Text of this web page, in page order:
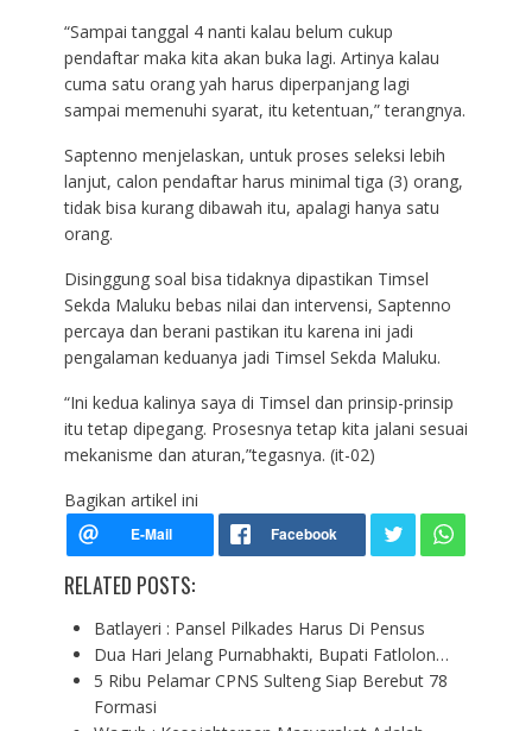
“Sampai tanggal 4 nanti kalau belum cukup
pendaftar maka kita akan buka lagi. Artinya kalau
cuma satu orang yah harus diperpanjang lagi
sampai memenuhi syarat, itu ketentuan,” terangnya.
Saptenno menjelaskan, untuk proses seleksi lebih
lanjut, calon pendaftar harus minimal tiga (3) orang,
tidak bisa kurang dibawah itu, apalagi hanya satu
orang.
Disinggung soal bisa tidaknya dipastikan Timsel
Sekda Maluku bebas nilai dan intervensi, Saptenno
percaya dan berani pastikan itu karena ini jadi
pengalaman keduanya jadi Timsel Sekda Maluku.
“Ini kedua kalinya saya di Timsel dan prinsip-prinsip
itu tetap dipegang. Prosesnya tetap kita jalani sesuai
mekanisme dan aturan,”tegasnya. (it-02)
Bagikan artikel ini
RELATED POSTS:
Batlayeri : Pansel Pilkades Harus Di Pensus
Dua Hari Jelang Purnabhakti, Bupati Fatlolon…
5 Ribu Pelamar CPNS Sulteng Siap Berebut 78
Formasi